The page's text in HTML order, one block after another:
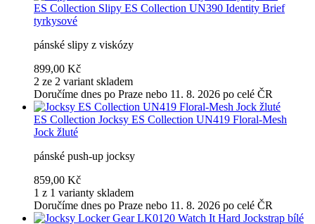
ES Collection Slipy ES Collection UN390 Identity Brief
tyrkysové
pánské slipy z viskózy
899,00 Kč
2 ze 2 variant skladem
Doručíme dnes po Praze nebo 11. 8. 2026 po celé ČR
ES Collection Jocksy ES Collection UN419 Floral-Mesh
Jock žluté
pánské push-up jocksy
859,00 Kč
1 z 1 varianty skladem
Doručíme dnes po Praze nebo 11. 8. 2026 po celé ČR